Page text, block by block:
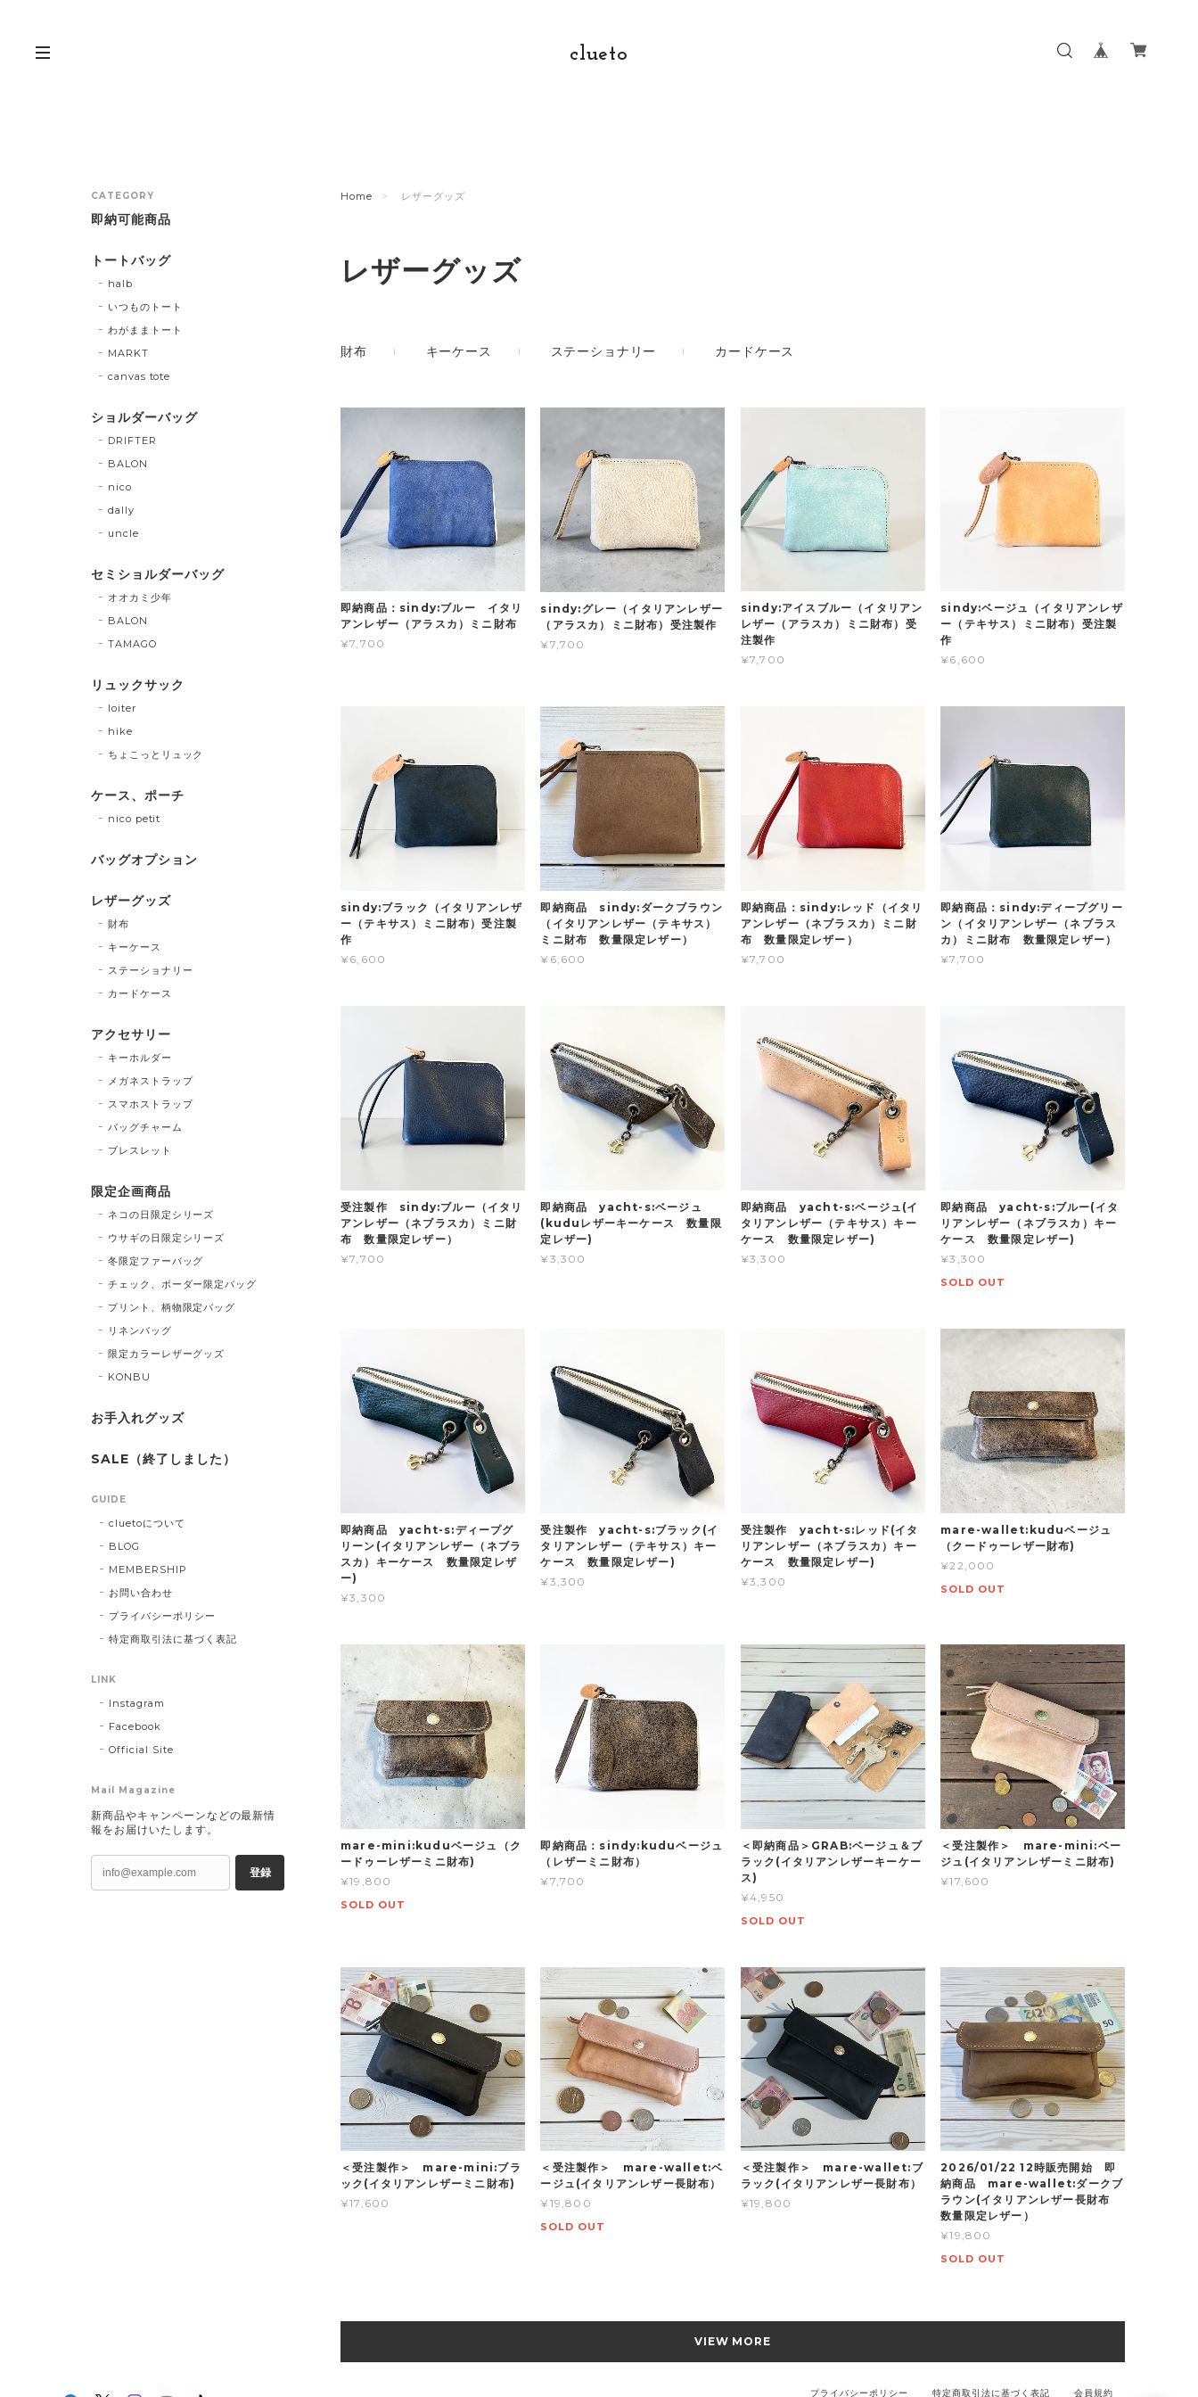
clueto
Home レザーグッズ
レザーグッズ
財布 キーケース ステーショナリー カードケース
即納商品：sindy:ブルー イタリ
アンレザー（アラスカ）ミニ財布
¥7,700
sindy:グレー（イタリアンレザー
（アラスカ）ミニ財布）受注製作
¥7,700
sindy:アイスブルー（イタリアン
レザー（アラスカ）ミニ財布）受
注製作
¥7,700
sindy:ベージュ（イタリアンレザ
ー（テキサス）ミニ財布）受注製
作
¥6,600
sindy:ブラック（イタリアンレザ
ー（テキサス）ミニ財布）受注製
作
¥6,600
即納商品 sindy:ダークブラウン
（イタリアンレザー（テキサス）
ミニ財布 数量限定レザー）
¥6,600
即納商品：sindy:レッド（イタリ
アンレザー（ネブラスカ）ミニ財
布 数量限定レザー）
¥7,700
即納商品：sindy:ディープグリー
ン（イタリアンレザー（ネブラス
カ）ミニ財布 数量限定レザー）
¥7,700
受注製作 sindy:ブルー（イタリ
アンレザー（ネブラスカ）ミニ財
布 数量限定レザー）
¥7,700
即納商品 yacht-s:ベージュ
(kuduレザーキーケース 数量限
定レザー)
¥3,300
即納商品 yacht-s:ベージュ(イ
タリアンレザー（テキサス）キー
ケース 数量限定レザー)
¥3,300
即納商品 yacht-s:ブルー(イタ
リアンレザー（ネブラスカ）キー
ケース 数量限定レザー)
¥3,300
SOLD OUT
即納商品 yacht-s:ディープグ
リーン(イタリアンレザー（ネブラ
スカ）キーケース 数量限定レザ
ー)
¥3,300
受注製作 yacht-s:ブラック(イ
タリアンレザー（テキサス）キー
ケース 数量限定レザー)
¥3,300
受注製作 yacht-s:レッド(イタ
リアンレザー（ネブラスカ）キー
ケース 数量限定レザー)
¥3,300
mare-wallet:kuduベージュ
（クードゥーレザー財布)
¥22,000
SOLD OUT
mare-mini:kuduベージュ（ク
ードゥーレザーミニ財布)
¥19,800
SOLD OUT
即納商品：sindy:kuduベージュ
（レザーミニ財布）
¥7,700
＜即納商品＞GRAB:ベージュ＆ブ
ラック(イタリアンレザーキーケー
ス)
¥4,950
SOLD OUT
＜受注製作＞ mare-mini:ベー
ジュ(イタリアンレザーミニ財布)
¥17,600
＜受注製作＞ mare-mini:ブラ
ック(イタリアンレザーミニ財布)
¥17,600
＜受注製作＞ mare-wallet:ベ
ージュ(イタリアンレザー長財布）
¥19,800
SOLD OUT
＜受注製作＞ mare-wallet:ブ
ラック(イタリアンレザー長財布）
¥19,800
2026/01/22 12時販売開始 即
納商品 mare-wallet:ダークブ
ラウン(イタリアンレザー長財布
数量限定レザー）
¥19,800
SOLD OUT
VIEW MORE
CATEGORY
即納可能商品
トートバッグ
halb
いつものトート
わがままトート
MARKT
canvas tote
ショルダーバッグ
DRIFTER
BALON
nico
dally
uncle
セミショルダーバッグ
オオカミ少年
BALON
TAMAGO
リュックサック
loiter
hike
ちょこっとリュック
ケース、ポーチ
nico petit
バッグオプション
レザーグッズ
財布
キーケース
ステーショナリー
カードケース
アクセサリー
キーホルダー
メガネストラップ
スマホストラップ
バッグチャーム
ブレスレット
限定企画商品
ネコの日限定シリーズ
ウサギの日限定シリーズ
冬限定ファーバッグ
チェック、ボーダー限定バッグ
プリント、柄物限定バッグ
リネンバッグ
限定カラーレザーグッズ
KONBU
お手入れグッズ
SALE（終了しました）
GUIDE
cluetoについて
BLOG
MEMBERSHIP
お問い合わせ
プライバシーポリシー
特定商取引法に基づく表記
LINK
Instagram
Facebook
Official Site
Mail Magazine
新商品やキャンペーンなどの最新情
報をお届けいたします。
登録
プライバシーポリシー 特定商取引法に基づく表記 会員規約